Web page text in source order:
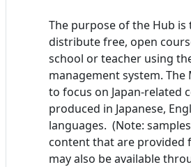
The purpose of the Hub is
distribute free, open
school or teacher using
management system. The
to focus on Japan-related
produced in Japanese,
languages. (Note:
content that are provided
may also be available